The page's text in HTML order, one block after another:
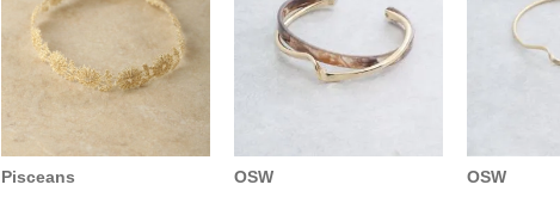
Pisceans
OSW
OSW